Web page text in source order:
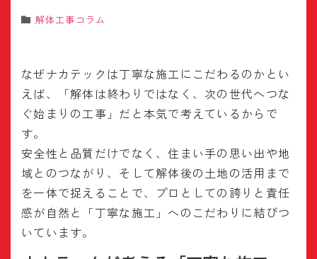
解体工事コラム
なぜナカテックは丁寧な施工にこだわるのかとい
えば、「解体は終わりではなく、次の世代へつな
ぐ始まりの工事」だと本気で考えているからで
す。
安全性と品質だけでなく、住まい手の思い出や地
域とのつながり、そして解体後の土地の活用まで
を一体で捉えることで、プロとしての誇りと責任
感が自然と「丁寧な施工」へのこだわりに結びつ
いています。